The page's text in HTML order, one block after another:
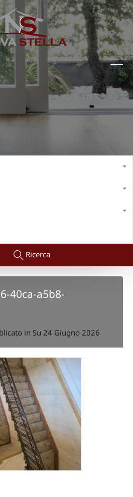
Ricerca
40ca-a5b8-
in Su 24 Giugno 2026